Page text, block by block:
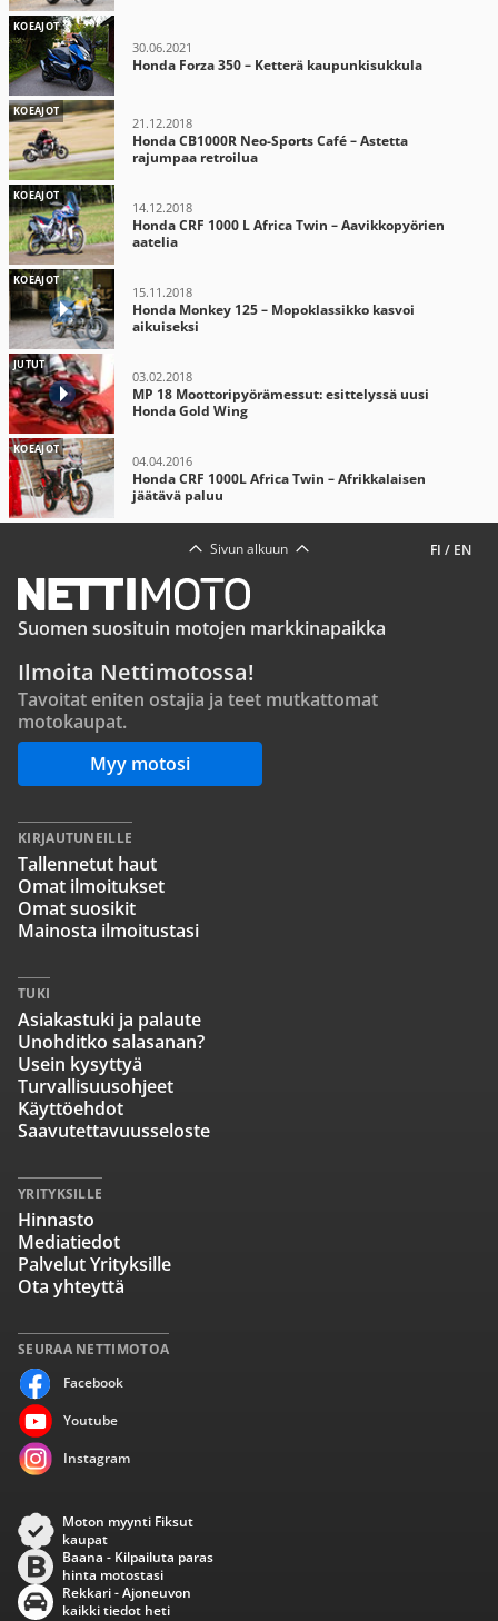
KOEAJOT
30.06.2021
Honda Forza 350 – Ketterä kaupunkisukkula
KOEAJOT
21.12.2018
Honda CB1000R Neo-Sports Café – Astetta
rajumpaa retroilua
KOEAJOT
14.12.2018
Honda CRF 1000 L Africa Twin – Aavikkopyörien
aatelia
KOEAJOT
15.11.2018
Honda Monkey 125 – Mopoklassikko kasvoi
aikuiseksi
JUTUT
03.02.2018
MP 18 Moottoripyörämessut: esittelyssä uusi
Honda Gold Wing
KOEAJOT
04.04.2016
Honda CRF 1000L Africa Twin – Afrikkalaisen
jäätävä paluu
FI / EN
Sivun alkuun
Suomen suosituin motojen markkinapaikka
Ilmoita Nettimotossa!
Tavoitat eniten ostajia ja teet mutkattomat
motokaupat.
Myy motosi
SEURAA NETTIMOTOA
Facebook
Youtube
Instagram
KIRJAUTUNEILLE
Tallennetut haut
Omat ilmoitukset
Omat suosikit
Mainosta ilmoitustasi
TUKI
Asiakastuki ja palaute
Unohditko salasanan?
Usein kysyttyä
Turvallisuusohjeet
Käyttöehdot
Saavutettavuusseloste
YRITYKSILLE
Hinnasto
Mediatiedot
Palvelut Yrityksille
Ota yhteyttä
Moton myynti Fiksut
kaupat
Baana - Kilpailuta paras
hinta motostasi
Rekkari - Ajoneuvon
kaikki tiedot heti